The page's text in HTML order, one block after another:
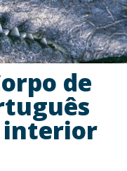
de
interior